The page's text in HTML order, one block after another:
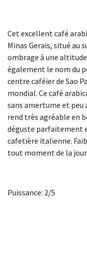
Cet excellent café
Minas Gerais, situé au
ombrage à une
également le nom du
centre caféier de Sao
mondial. Ce café
sans amertume et peu
rend très agréable en
déguste parfaitement
cafetière italienne.
tout moment de la
Puissance: 2/5